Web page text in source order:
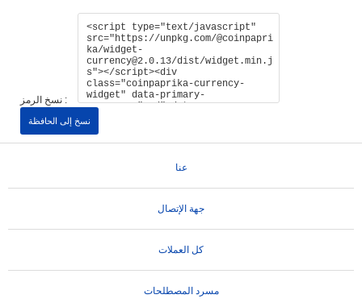
نسخ الرمز :
نسخ إلى الحافظة
عنا
جهة الإتصال
كل العملات
مسرد المصطلحات